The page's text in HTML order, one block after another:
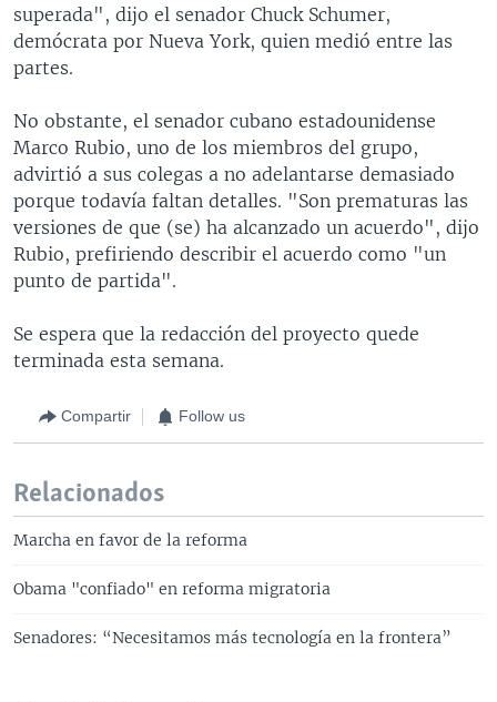
superada", dijo el senador Chuck Schumer,
demócrata por Nueva York, quien medió entre las
partes.
No obstante, el senador cubano estadounidense
Marco Rubio, uno de los miembros del grupo,
advirtió a sus colegas a no adelantarse demasiado
porque todavía faltan detalles. "Son prematuras las
versiones de que (se) ha alcanzado un acuerdo", dijo
Rubio, prefiriendo describir el acuerdo como "un
punto de partida".
Se espera que la redacción del proyecto quede
terminada esta semana.
Compartir Follow us
Relacionados
Marcha en favor de la reforma
Obama "confiado" en reforma migratoria
Senadores: “Necesitamos más tecnología en la frontera”